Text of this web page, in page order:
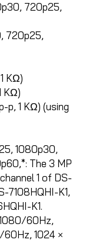
720p25,
720p25,
KΩ)
KΩ)
p, 1 KΩ) (using
1080p30,
The 3 MP
1 of DS-
7108HQHI-K1,
K1.
60Hz,
1024 ×